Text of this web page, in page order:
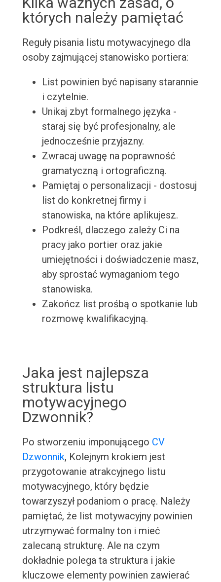
których należy pamiętać
Reguły pisania listu motywacyjnego dla
osoby zajmującej stanowisko portiera:
List powinien być napisany starannie
i czytelnie.
Unikaj zbyt formalnego języka -
staraj się być profesjonalny, ale
jednocześnie przyjazny.
Zwracaj uwagę na poprawność
gramatyczną i ortograficzną.
Pamiętaj o personalizacji - dostosuj
list do konkretnej firmy i
stanowiska, na które aplikujesz.
Podkreśl, dlaczego zależy Ci na
pracy jako portier oraz jakie
umiejętności i doświadczenie masz,
aby sprostać wymaganiom tego
stanowiska.
Zakończ list prośbą o spotkanie lub
rozmowę kwalifikacyjną.
Jaka jest najlepsza
struktura listu
motywacyjnego
Dzwonnik?
Po stworzeniu imponującego CV
Dzwonnik, Kolejnym krokiem jest
przygotowanie atrakcyjnego listu
motywacyjnego, który będzie
towarzyszył podaniom o pracę. Należy
pamiętać, że list motywacyjny powinien
utrzymywać formalny ton i mieć
zalecaną strukturę. Ale na czym
dokładnie polega ta struktura i jakie
kluczowe elementy powinien zawierać